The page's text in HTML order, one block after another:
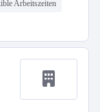
Arbeitszeiten